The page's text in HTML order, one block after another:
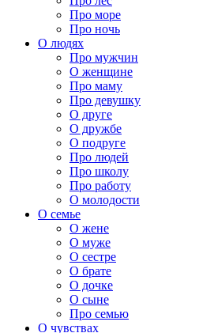
Про море
Про ночь
О людях
Про мужчин
О женщине
Про маму
Про девушку
О друге
О дружбе
О подруге
Про людей
Про школу
Про работу
О молодости
О семье
О жене
О муже
О сестре
О брате
О дочке
О сыне
Про семью
О чувствах